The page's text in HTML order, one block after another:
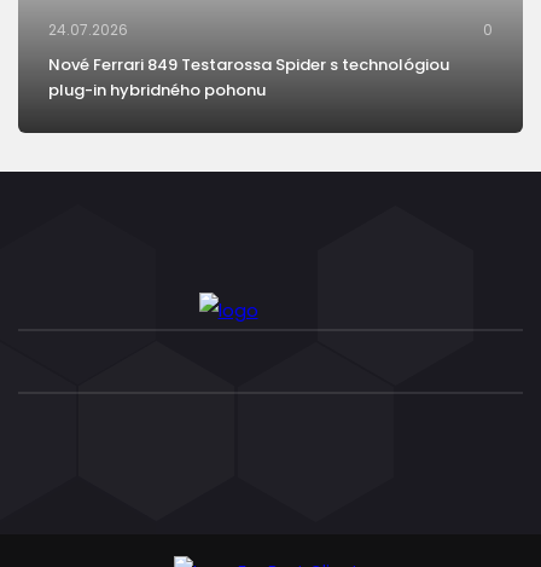
24.07.2026 0
Nové Ferrari 849 Testarossa Spider s technológiou
plug-in hybridného pohonu